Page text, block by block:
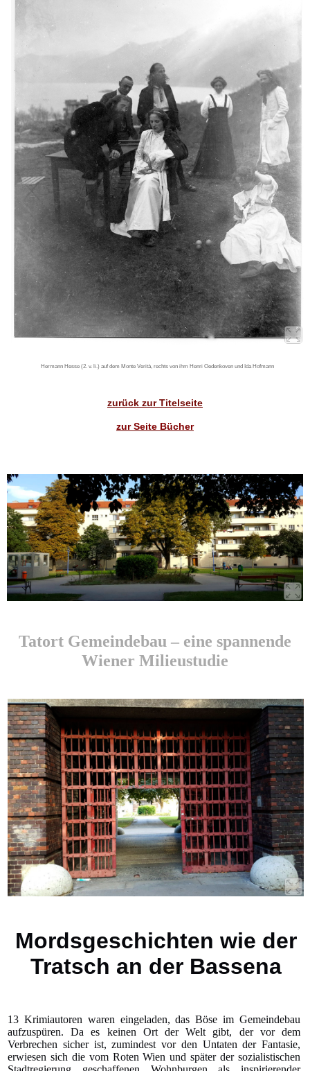
Hermann Hesse (2. v. li.) auf dem Monte Verità, rechts von ihm Henri Oedenkoven und Ida Hofmann
zurück zur Titelseite
zur Seite Bücher
Tatort Gemeindebau – eine spannende
Wiener Milieustudie
Mordsgeschichten wie der
Tratsch an der Bassena
13 Krimiautoren waren eingeladen, das Böse im Gemeindebau
aufzuspüren. Da es keinen Ort der Welt gibt, der vor dem
Verbrechen sicher ist, zumindest vor den Untaten der Fantasie,
erwiesen sich die vom Roten Wien und später der sozialistischen